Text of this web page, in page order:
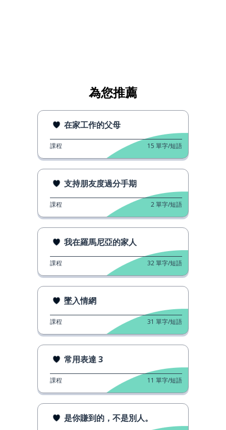
為您推薦
在家工作的父母
課程 15 單字/短語
支持朋友度過分手期
課程 2單字/短語
我在羅馬尼亞的家人
課程 32單字/短語
墜入情網
課程 31 單字/短語
常用表達 3
課程 11 單字/短語
是你賺到的，不是別人。